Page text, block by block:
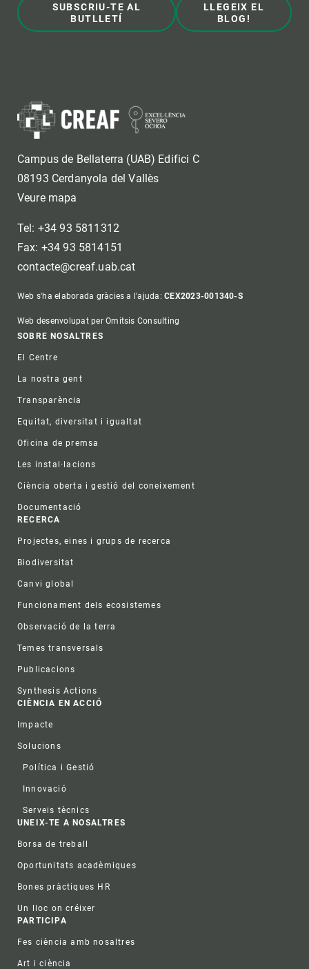
SUBSCRIU-TE AL
BUTLLETÍ
LLEGEIX EL
BLOG!
Campus de Bellaterra (UAB) Edifici C
08193 Cerdanyola del Vallès
Veure mapa
Tel: +34 93 5811312
Fax: +34 93 5814151
contacte@creaf.uab.cat
Web s'ha elaborada gràcies a l'ajuda:CEX2023-001340-S
Web desenvolupat per Omitsis Consulting
Footer
SOBRE NOSALTRES
El Centre
La nostra gent
Transparència
Equitat, diversitat i igualtat
Oficina de premsa
Les instal·lacions
Ciència oberta i gestió del coneixement
Documentació
RECERCA
Projectes, eines i grups de recerca
Biodiversitat
Canvi global
Funcionament dels ecosistemes
Observació de la terra
Temes transversals
Publicacions
Synthesis Actions
CIÈNCIA EN ACCIÓ
Impacte
Solucions
Política i Gestió
Innovació
Serveis tècnics
UNEIX-TE A NOSALTRES
Borsa de treball
Oportunitats acadèmiques
Bones pràctiques HR
Un lloc on créixer
PARTICIPA
Fes ciència amb nosaltres
Art i ciència